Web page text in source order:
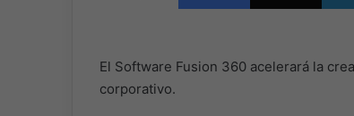
El Software Fusion 360 acelerará la
corporativo.